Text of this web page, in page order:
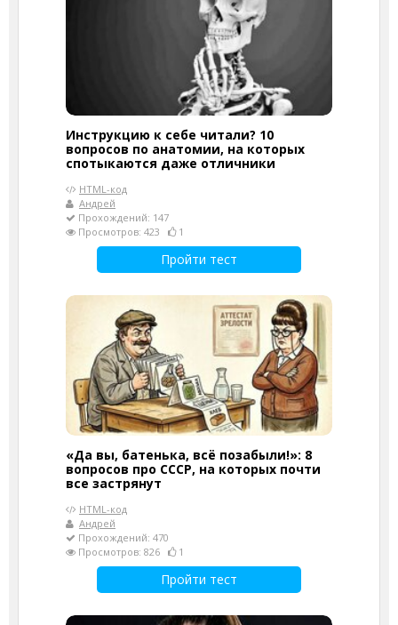
Инструкцию к себе читали? 10
вопросов по анатомии, на которых
спотыкаются даже отличники
HTML-код
Андрей
Прохождений: 147
Просмотров: 423
1
Пройти тест
«Да вы, батенька, всё позабыли!»: 8
вопросов про СССР, на которых почти
все застрянут
HTML-код
Андрей
Прохождений: 470
Просмотров: 826
1
Пройти тест